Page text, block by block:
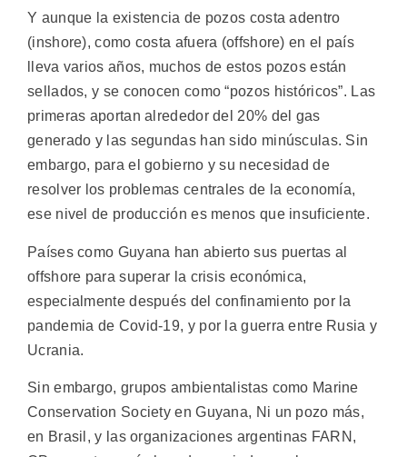
Y aunque la existencia de pozos costa adentro
(inshore), como costa afuera (offshore) en el país
lleva varios años, muchos de estos pozos están
sellados, y se conocen como “pozos históricos”. Las
primeras aportan alrededor del 20% del gas
generado y las segundas han sido minúsculas. Sin
embargo, para el gobierno y su necesidad de
resolver los problemas centrales de la economía,
ese nivel de producción es menos que insuficiente.
Países como Guyana han abierto sus puertas al
offshore para superar la crisis económica,
especialmente después del confinamiento por la
pandemia de Covid-19, y por la guerra entre Rusia y
Ucrania.
Sin embargo, grupos ambientalistas como Marine
Conservation Society en Guyana, Ni un pozo más,
en Brasil, y las organizaciones argentinas FARN,